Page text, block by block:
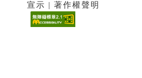
宣示 | 著作權聲明